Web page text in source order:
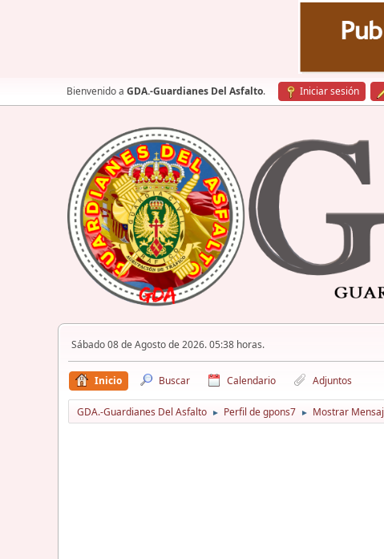
Bienvenido a GDA.-Guardianes Del Asfalto. Iniciar sesión
Sábado 08 de Agosto de 2026. 05:38 horas.
Inicio Buscar Calendario Adjuntos
GDA.-Guardianes Del Asfalto ► Perfil de gpons7 ► Mostrar